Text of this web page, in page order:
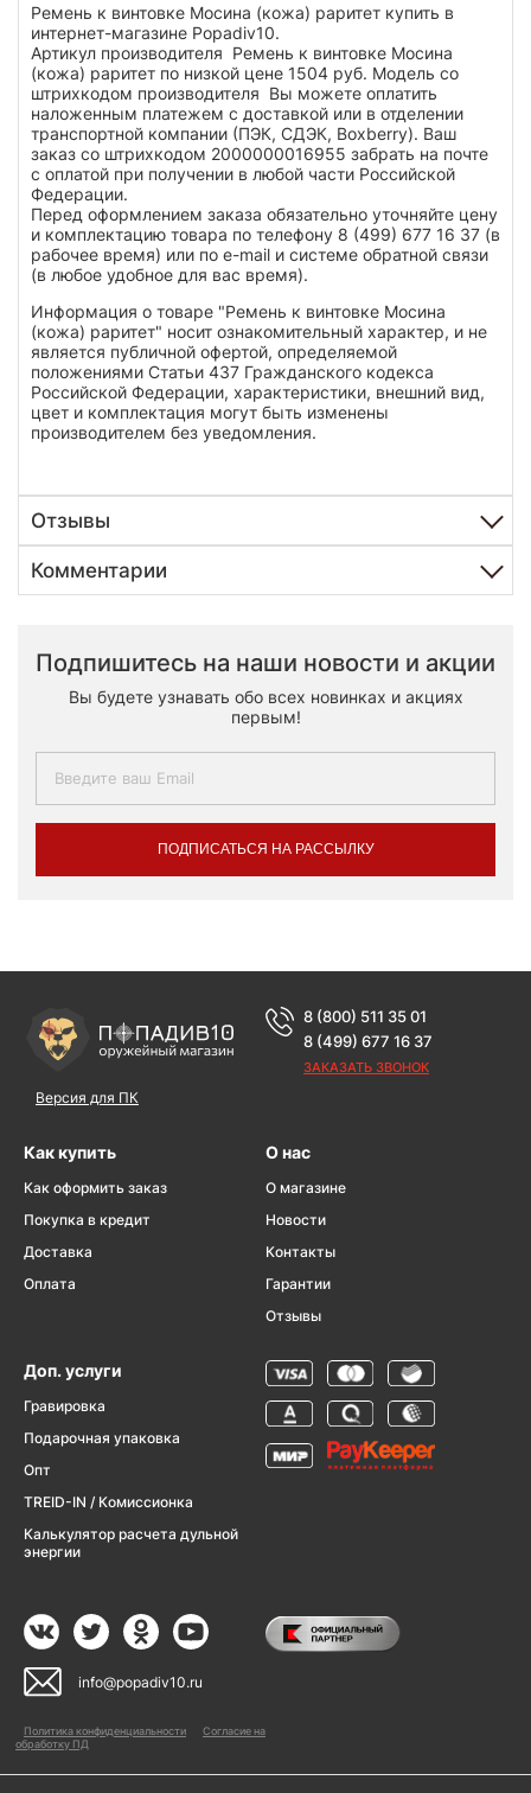
Ремень к винтовке Мосина (кожа) раритет купить в
интернет-магазине Popadiv10.
Артикул производителя Ремень к винтовке Мосина
(кожа) раритет по низкой цене 1504 руб. Модель со
штрихкодом производителя Вы можете оплатить
наложенным платежем с доставкой или в отделении
транспортной компании (ПЭК, СДЭК, Boxberry). Ваш
заказ со штрихкодом 2000000016955 забрать на почте
с оплатой при получении в любой части Российской
Федерации.
Перед оформлением заказа обязательно уточняйте цену
и комплектацию товара по телефону 8 (499) 677 16 37 (в
рабочее время) или по e-mail и системе обратной связи
(в любое удобное для вас время).
Информация о товаре "Ремень к винтовке Мосина
(кожа) раритет" носит ознакомительный характер, и не
является публичной офертой, определяемой
положениями Статьи 437 Гражданского кодекса
Российской Федерации, характеристики, внешний вид,
цвет и комплектация могут быть изменены
производителем без уведомления.
Отзывы
Комментарии
Подпишитесь на наши новости и акции
Вы будете узнавать обо всех новинках и акциях
первым!
ПОДПИСАТЬСЯ НА РАССЫЛКУ
Версия для ПК
8 (800) 511 35 01
8 (499) 677 16 37
ЗАКАЗАТЬ ЗВОНОК
Как купить
Как оформить заказ
Покупка в кредит
Доставка
Оплата
О нас
О магазине
Новости
Контакты
Гарантии
Отзывы
Доп. услуги
Гравировка
Подарочная упаковка
Опт
TREID-IN / Комиссионка
Калькулятор расчета дульной
энергии
info@popadiv10.ru
Политика конфиденциальности
Согласие на
обработку ПД